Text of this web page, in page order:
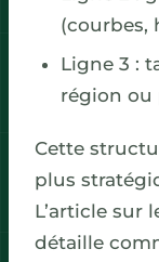
(courbes,
Ligne 3 :
région ou
Cette
plus
L’article sur
détaille